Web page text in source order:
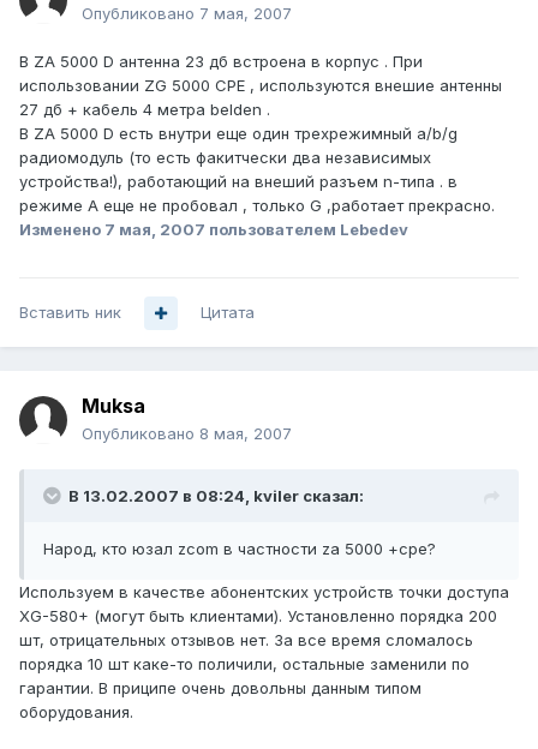
Опубликовано 7 мая, 2007
В ZA 5000 D антенна 23 дб встроена в корпус . При
использовании ZG 5000 CPE , используются внешие антенны
27 дб + кабель 4 метра belden .
В ZA 5000 D есть внутри еще один трехрежимный a/b/g
радиомодуль (то есть факитчески два независимых
устройства!), работающий на внеший разъем n-типа . в
режиме А еще не пробовал , только G ,работает прекрасно.
Изменено 7 мая, 2007 пользователем Lebedev
Вставить ник Цитата
Muksa
Опубликовано 8 мая, 2007
В 13.02.2007 в 08:24, kviler сказал:
Народ, кто юзал zcom в частности za 5000 +cpe?
Используем в качестве абонентских устройств точки доступа
XG-580+ (могут быть клиентами). Установленно порядка 200
шт, отрицательных отзывов нет. За все время сломалось
порядка 10 шт каке-то поличили, остальные заменили по
гарантии. В приципе очень довольны данным типом
оборудования.